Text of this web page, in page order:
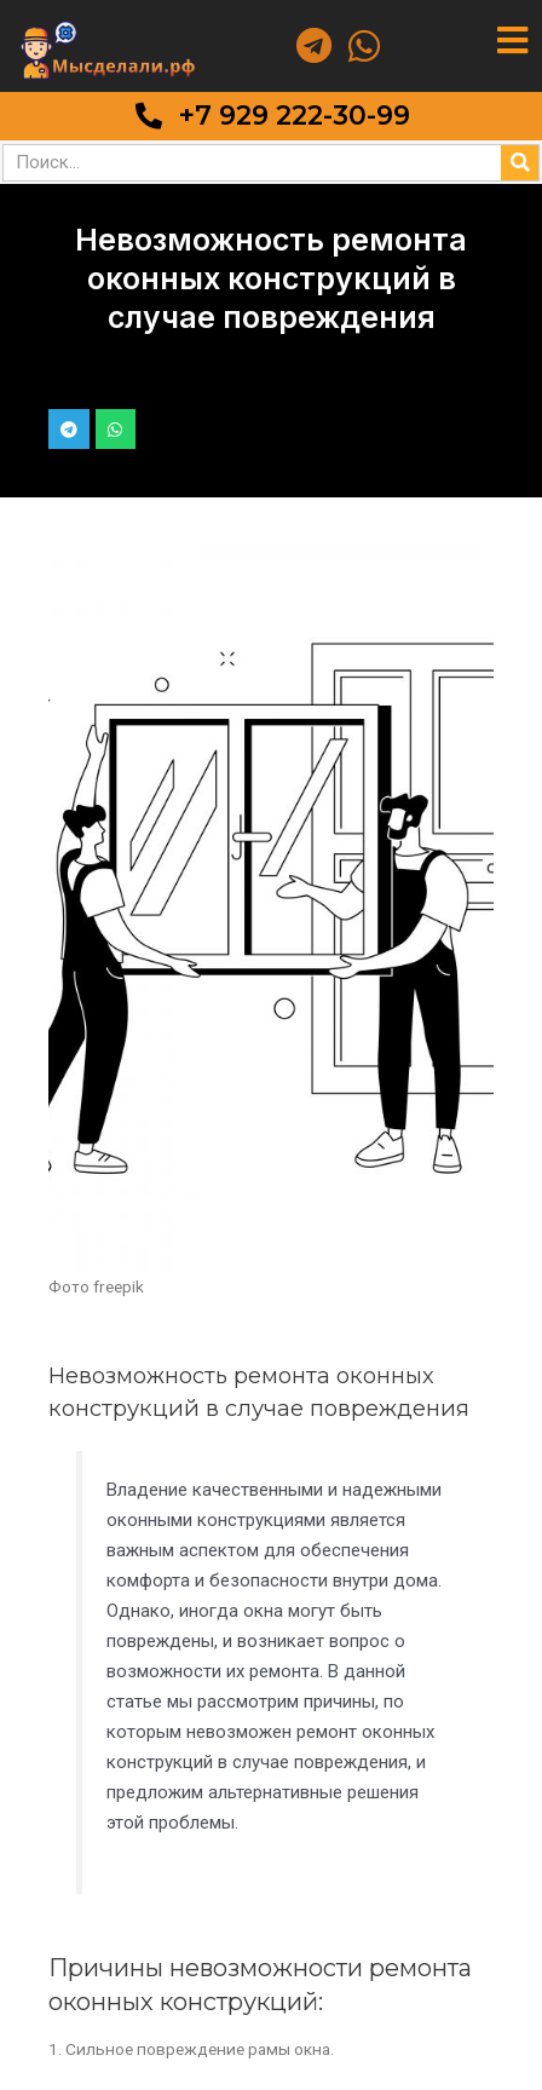
+7 929 222-30-99
Невозможность ремонта
оконных конструкций в
случае повреждения
Фото freepik
Невозможность ремонта оконных
конструкций в случае повреждения
Владение качественными и надежными
оконными конструкциями является
важным аспектом для обеспечения
комфорта и безопасности внутри дома.
Однако, иногда окна могут быть
повреждены, и возникает вопрос о
возможности их ремонта. В данной
статье мы рассмотрим причины, по
которым невозможен ремонт оконных
конструкций в случае повреждения, и
предложим альтернативные решения
этой проблемы.
Причины невозможности ремонта
оконных конструкций:
1. Сильное повреждение рамы окна.